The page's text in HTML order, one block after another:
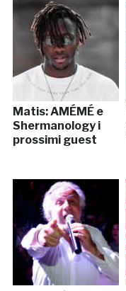
Matis: AMÉMÉ e
Shermanology i
prossimi guest